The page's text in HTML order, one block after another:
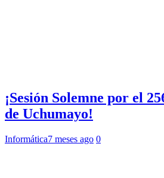
¡Sesión Solemne por el
de Uchumayo!
Informática7 meses ago 0